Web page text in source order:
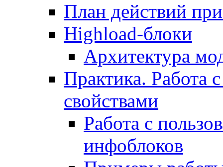
План действий
Highload-блоки
Архитектура
Практика. Работа
свойствами
Работа с
инфоблоков